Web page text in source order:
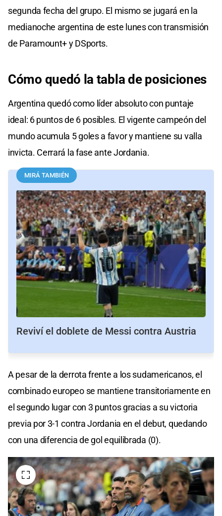
segunda fecha del grupo. El mismo se jugará en la
medianoche argentina de este lunes con transmisión
de Paramount+ y DSports.
Cómo quedó la tabla de posiciones
Argentina quedó como líder absoluto con puntaje
ideal: 6 puntos de 6 posibles. El vigente campeón del
mundo acumula 5 goles a favor y mantiene su valla
invicta. Cerrará la fase ante Jordania.
MIRÁ TAMBIÉN
Reviví el doblete de Messi contra Austria
A pesar de la derrota frente a los sudamericanos, el
combinado europeo se mantiene transitoriamente en
el segundo lugar con 3 puntos gracias a su victoria
previa por 3-1 contra Jordania en el debut, quedando
con una diferencia de gol equilibrada (0).